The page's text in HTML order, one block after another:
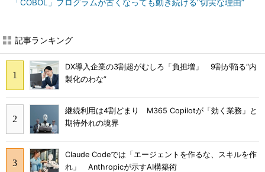
「COBOL」プログラムが古くなっても動き続ける“切実な理由”
記事ランキング
DX導入企業の3割超がむしろ「負担増」 9割が陥る“内
製化のわな”
継続利用は4割どまり M365 Copilotが「効く業務」と
期待外れの境界
Claude Codeでは「エージェントを作るな、スキルを作
れ」 Anthropicが示すAI構築術